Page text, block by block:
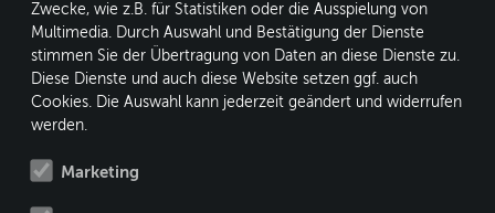
conform GmbH
Kleine Heide 16
33790 Halle/Westf.
Zwecke, wie z.B. für Statistiken oder die Ausspielung von
Multimedia. Durch Auswahl und Bestätigung der Dienste
stimmen Sie der Übertragung von Daten an diese Dienste zu.
Diese Dienste und auch diese Website setzen ggf. auch
Cookies. Die Auswahl kann jederzeit geändert und widerrufen
werden.
Marketing